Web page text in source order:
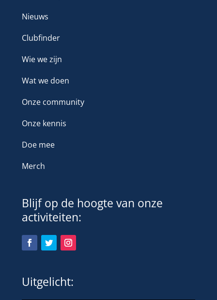
Nieuws
Clubfinder
Wie we zijn
Wat we doen
Onze community
Onze kennis
Doe mee
Merch
Blijf op de hoogte van onze
activiteiten:
Uitgelicht: